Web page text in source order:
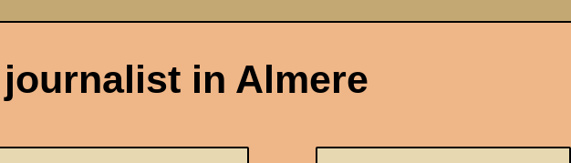
in Almere